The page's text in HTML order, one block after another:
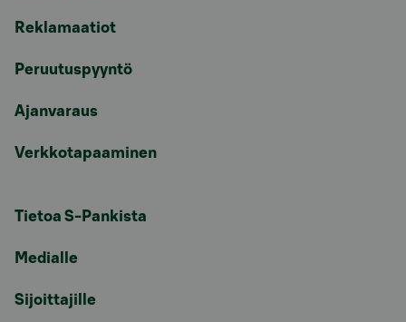
Reklamaatiot
Peruutuspyyntö
Ajanvaraus
Verkkotapaaminen
Tietoa S-Pankista
Medialle
Sijoittajille